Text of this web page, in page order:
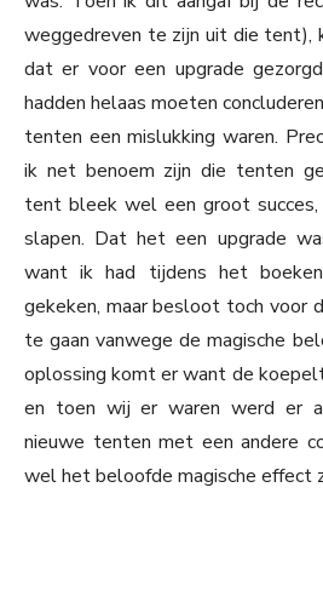
weggedreven te zijn uit die tent),
dat er voor een upgrade
hadden helaas moeten
tenten een mislukking waren.
ik net benoem zijn die tenten
tent bleek wel een groot
slapen. Dat het een upgrade
want ik had tijdens het
gekeken, maar besloot toch voor
te gaan vanwege de magische
oplossing komt er want de
en toen wij er waren werd er
nieuwe tenten met een andere
wel het beloofde magische effect